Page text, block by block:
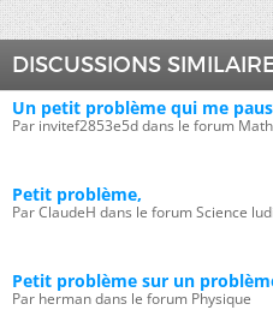
DISCUSSIONS
Un petit problème qui me
Par invitef2853e5d dans le forum
Petit problème,
Par ClaudeH dans le forum Science
Petit problème sur un
Par herman dans le forum Physique